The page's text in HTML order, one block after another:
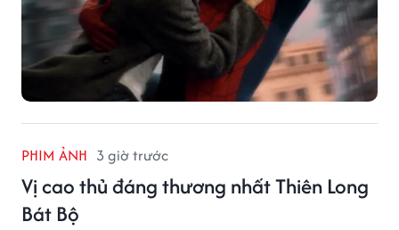
PHIM ẢNH 3 giờ trước
Vị cao thủ đáng thương nhất Thiên Long
Bát Bộ